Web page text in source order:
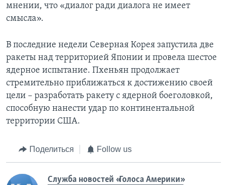
мнении, что «диалог ради диалога не имеет
смысла».
В последние недели Северная Корея запустила две
ракеты над территорией Японии и провела шестое
ядерное испытание. Пхеньян продолжает
стремительно приближаться к достижению своей
цели – разработать ракету с ядерной боеголовкой,
способную нанести удар по континентальной
территории США.
Поделиться Follow us
Служба новостей «Голоса Америки»